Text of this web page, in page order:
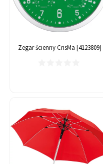
Zegar ścienny CrisMa [4123809]